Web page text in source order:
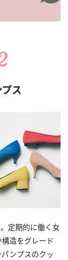
ス
定期的に働く女
造をグレード
ンプスのクッ